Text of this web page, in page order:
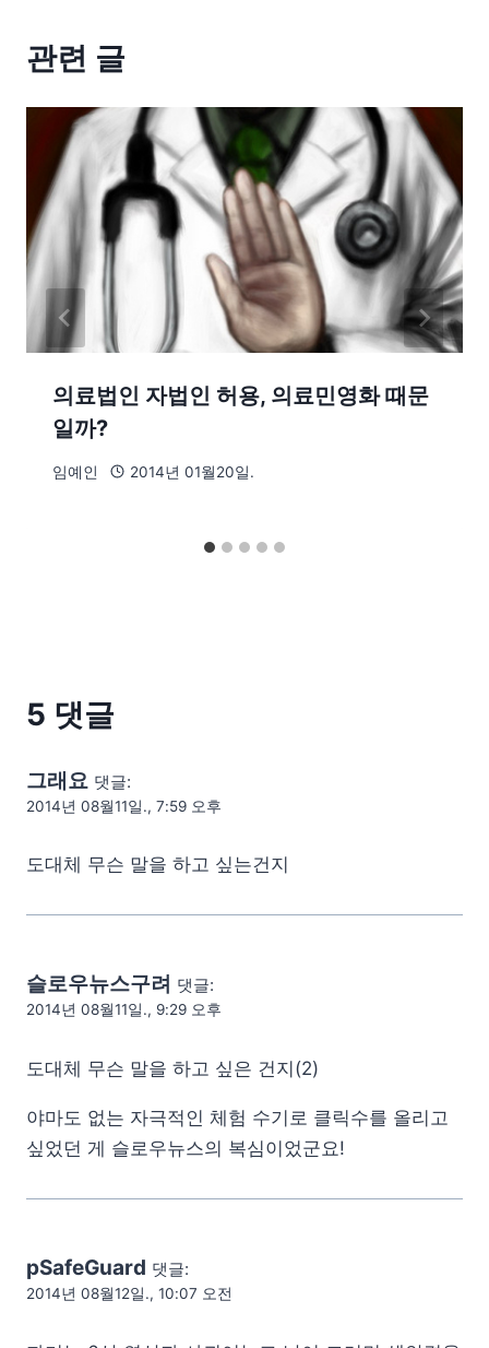
관련 글
의료법인 자법인 허용, 의료민영화 때문
일까?
임예인 2014년 01월20일.
5 댓글
그래요 댓글:
2014년 08월11일., 7:59 오후
도대체 무슨 말을 하고 싶는건지
슬로우뉴스구려 댓글:
2014년 08월11일., 9:29 오후
도대체 무슨 말을 하고 싶은 건지(2)
야마도 없는 자극적인 체험 수기로 클릭수를 올리고
싶었던 게 슬로우뉴스의 복심이었군요!
pSafeGuard 댓글:
2014년 08월12일., 10:07 오전